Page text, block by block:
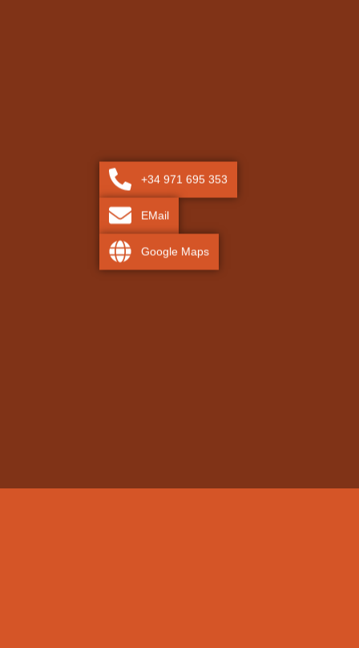
+34 971 695 353
EMail
Google Maps